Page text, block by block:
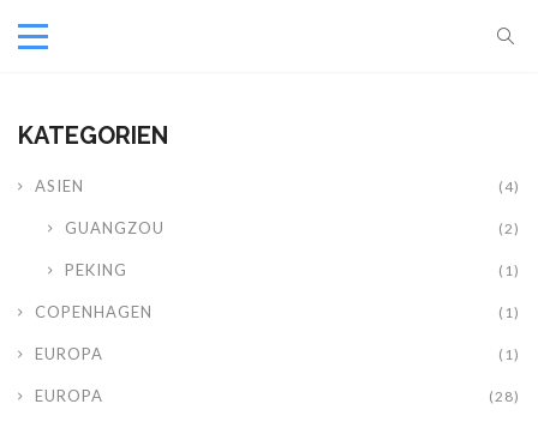
KATEGORIEN
ASIEN (4)
GUANGZOU (2)
PEKING (1)
COPENHAGEN (1)
EUROPA (1)
EUROPA (28)